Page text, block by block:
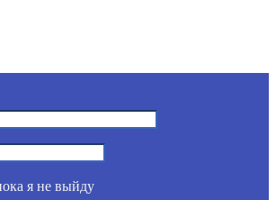
я не выйду